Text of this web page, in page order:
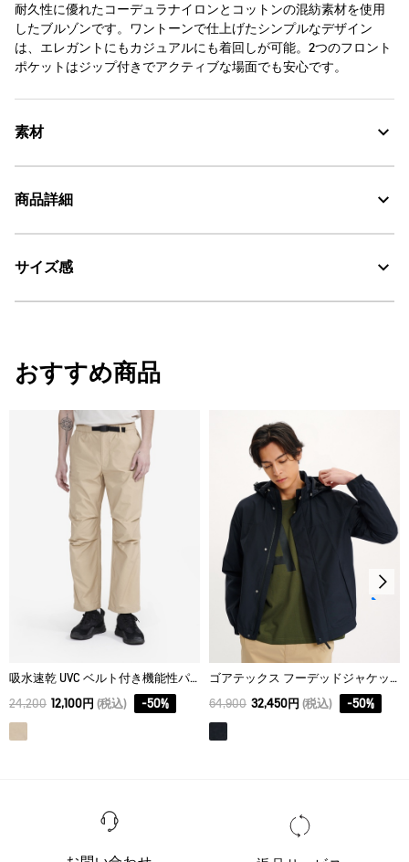
耐久性に優れたコーデュラナイロンとコットンの混紡素材を使用
したブルゾンです。ワントーンで仕上げたシンプルなデザイン
は、エレガントにもカジュアルにも着回しが可能。2つのフロント
ポケットはジップ付きでアクティブな場面でも安心です。
素材
素材の特徴
商品詳細
・色：セーブル (002)
サイズ感
レギュラーフィット
サイズ
S 48
M 50
52.5 62.5
XL 54
おすすめ商品
吸水速乾 UVC ベルト付き機能性パンツ
24,200 12,100円 (税込) -50%
ゴアテックス フーデッドジャケット
64,900 32,450円 (税込) -50%